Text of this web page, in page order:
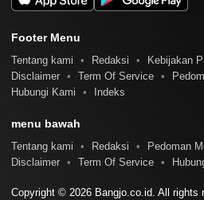
Footer Menu
Tentang kami Redaksi Kebijakan
Disclaimer
Term Of Service
Hubungi Kami
Indeks
menu bawah
Tentang kami Redaksi Pedoman
Disclaimer
Term Of Service
Copyright © 2026 Bangjo.co.id. All rights